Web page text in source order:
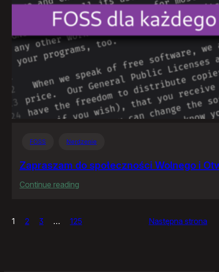
FOSS Nerdzenie
Zapraszam do społeczności Wolnego i
Continue reading
społeczności
1 2 3 … 125 Następna strona